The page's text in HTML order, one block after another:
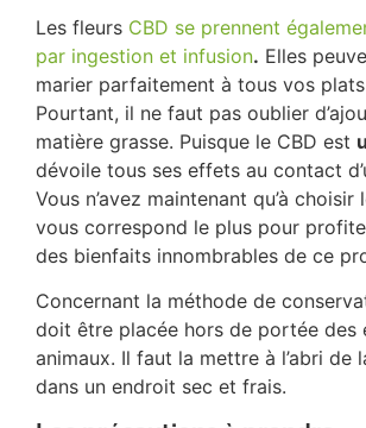
Les fleurs CBD se prennent
par ingestion et infusion. Elles
marier parfaitement à tous vos
Pourtant, il ne faut pas oublier
matière grasse. Puisque le CBD est
dévoile tous ses effets au contact
Vous n’avez maintenant qu’à choisir
vous correspond le plus pour
des bienfaits innombrables de ce
Concernant la méthode de
doit être placée hors de portée des
animaux. Il faut la mettre à l’abri de
dans un endroit sec et frais.